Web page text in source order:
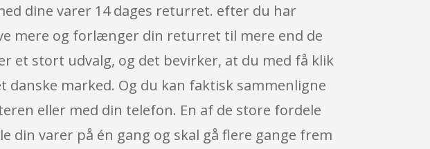
dine varer 14 dages returret. efter du har
mere og forlænger din returret til mere end de
et stort udvalg, og det bevirker, at du med få klik
marked. Og du kan faktisk sammenligne
eller med din telefon. En af de store fordele
varer på én gang og skal gå flere gange frem